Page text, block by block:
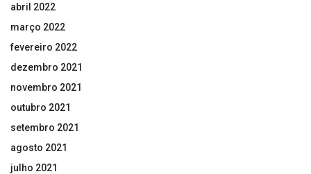
abril 2022
março 2022
fevereiro 2022
dezembro 2021
novembro 2021
outubro 2021
setembro 2021
agosto 2021
julho 2021